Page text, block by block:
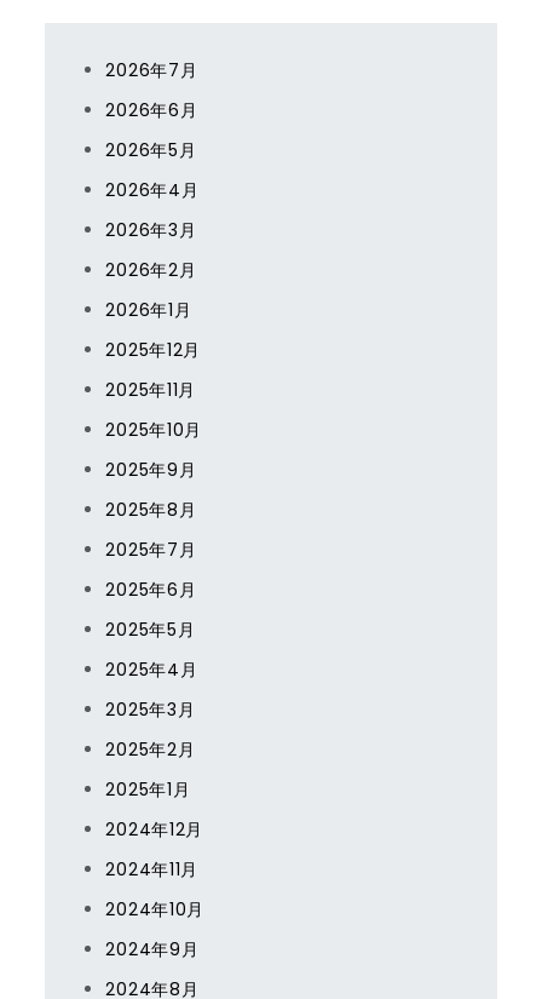
2026年7月
2026年6月
2026年5月
2026年4月
2026年3月
2026年2月
2026年1月
2025年12月
2025年11月
2025年10月
2025年9月
2025年8月
2025年7月
2025年6月
2025年5月
2025年4月
2025年3月
2025年2月
2025年1月
2024年12月
2024年11月
2024年10月
2024年9月
2024年8月